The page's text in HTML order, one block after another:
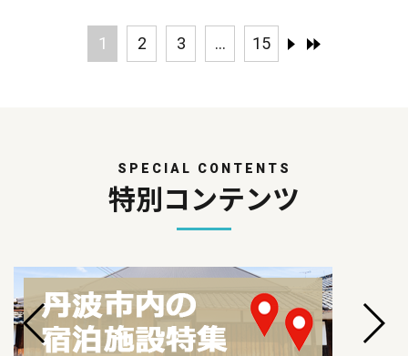
1 2 3 ... 15
SPECIAL CONTENTS
特別コンテンツ